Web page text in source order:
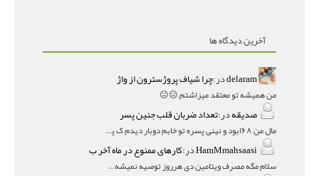
آخرین دیدگاه ها
delaramدر:چرا شیاف پروژسترون از واژ
من همیشه تو معتقد میزاشتم,,😑😐
صدیقهدر:تعداد ضربان قلب جنین پسر
مال من ۱۶۸بود و نینی پسره تو خابم دوبار دیدم ک پسره
HamMmahsaasiدر:کارهای ممنوع در ماه آخر ب
سلام مگه مصرف ویتامین دی هرروز توصیه نمیشه؟درمقاله میگه